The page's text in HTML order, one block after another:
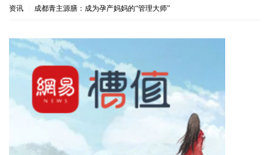
资讯 成都青主源膳：成为孕产妈妈的“管理大师”